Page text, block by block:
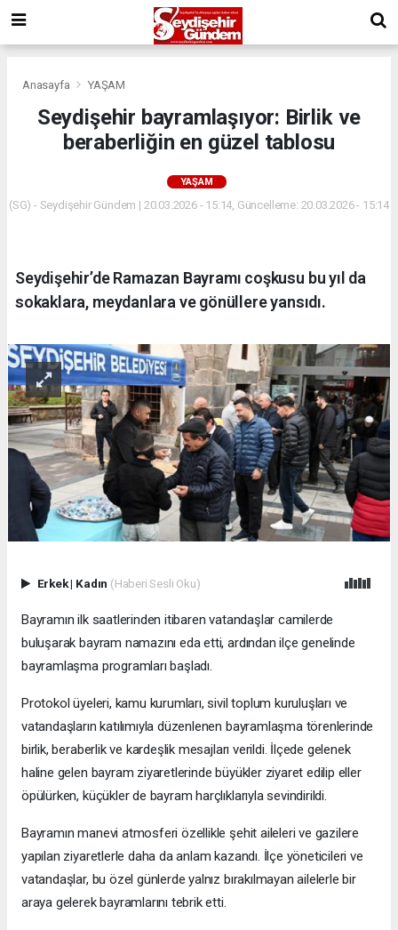
Anasayfa YAŞAM
Seydişehir bayramlaşıyor: Birlik ve
beraberliğin en güzel tablosu
YAŞAM
(SG) - Seydişehir Gündem | 20.03.2026 - 15:14, Güncelleme: 20.03.2026 - 15:14
Seydişehir’de Ramazan Bayramı coşkusu bu yıl da
sokaklara, meydanlara ve gönüllere yansıdı.
Erkek| Kadın (Haberi Sesli Oku)
Bayramın ilk saatlerinden itibaren vatandaşlar camilerde
buluşarak bayram namazını eda etti, ardından ilçe genelinde
bayramlaşma programları başladı.
Protokol üyeleri, kamu kurumları, sivil toplum kuruluşları ve
vatandaşların katılımıyla düzenlenen bayramlaşma törenlerinde
birlik, beraberlik ve kardeşlik mesajları verildi. İlçede gelenek
haline gelen bayram ziyaretlerinde büyükler ziyaret edilip eller
öpülürken, küçükler de bayram harçlıklarıyla sevindirildi.
Bayramın manevi atmosferi özellikle şehit aileleri ve gazilere
yapılan ziyaretlerle daha da anlam kazandı. İlçe yöneticileri ve
vatandaşlar, bu özel günlerde yalnız bırakılmayan ailelerle bir
araya gelerek bayramlarını tebrik etti.